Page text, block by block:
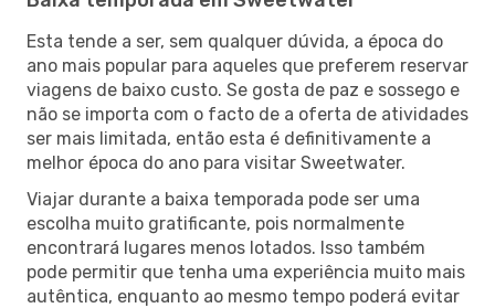
Esta tende a ser, sem qualquer dúvida, a época do
ano mais popular para aqueles que preferem reservar
viagens de baixo custo. Se gosta de paz e sossego e
não se importa com o facto de a oferta de atividades
ser mais limitada, então esta é definitivamente a
melhor época do ano para visitar Sweetwater.
Viajar durante a baixa temporada pode ser uma
escolha muito gratificante, pois normalmente
encontrará lugares menos lotados. Isso também
pode permitir que tenha uma experiência muito mais
autêntica, enquanto ao mesmo tempo poderá evitar